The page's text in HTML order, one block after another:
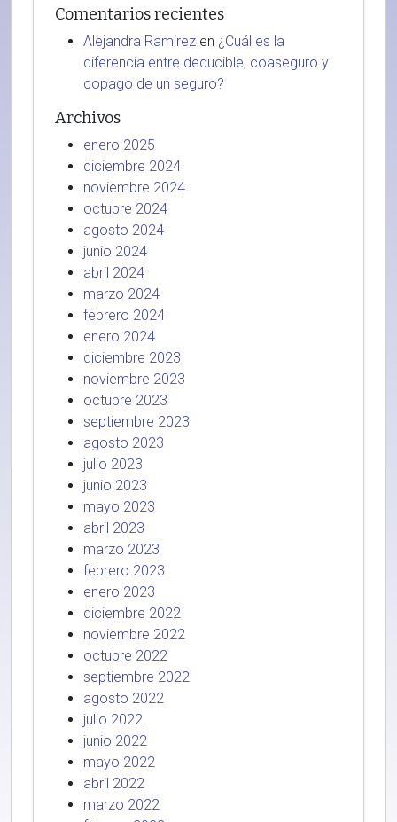
Comentarios recientes
Alejandra Ramirez en ¿Cuál es la
diferencia entre deducible, coaseguro y
copago de un seguro?
Archivos
enero 2025
diciembre 2024
noviembre 2024
octubre 2024
agosto 2024
junio 2024
abril 2024
marzo 2024
febrero 2024
enero 2024
diciembre 2023
noviembre 2023
octubre 2023
septiembre 2023
agosto 2023
julio 2023
junio 2023
mayo 2023
abril 2023
marzo 2023
febrero 2023
enero 2023
diciembre 2022
noviembre 2022
octubre 2022
septiembre 2022
agosto 2022
julio 2022
junio 2022
mayo 2022
abril 2022
marzo 2022